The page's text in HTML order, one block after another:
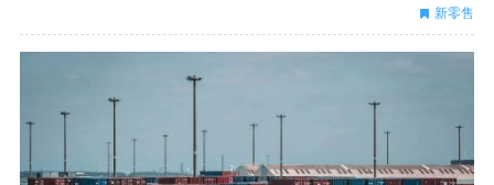
新零售